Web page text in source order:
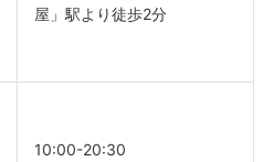
屋」駅より徒歩2分
10:00-20:30